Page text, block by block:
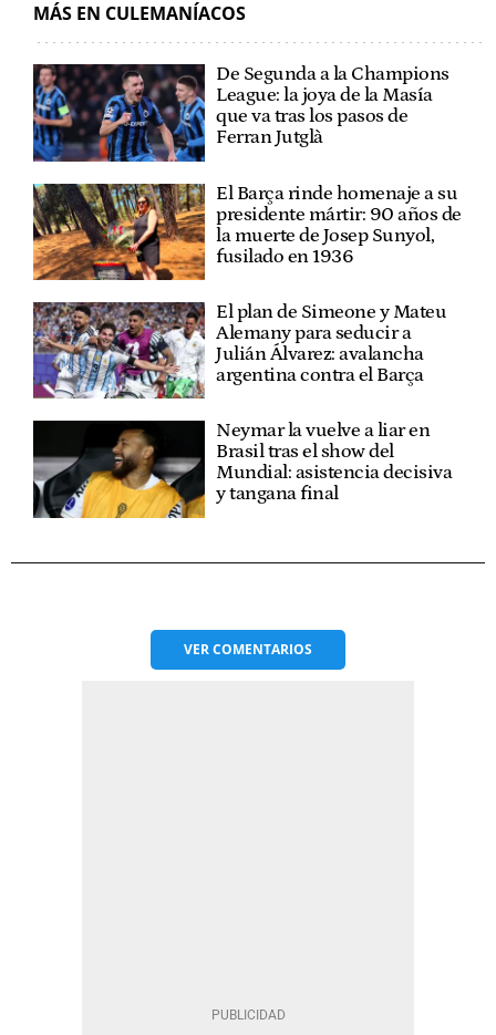
MÁS EN CULEMANÍACOS
De Segunda a la Champions
League: la joya de la Masía
que va tras los pasos de
Ferran Jutglà
El Barça rinde homenaje a su
presidente mártir: 90 años de
la muerte de Josep Sunyol,
fusilado en 1936
El plan de Simeone y Mateu
Alemany para seducir a
Julián Álvarez: avalancha
argentina contra el Barça
Neymar la vuelve a liar en
Brasil tras el show del
Mundial: asistencia decisiva
y tangana final
VERCOMENTARIOS